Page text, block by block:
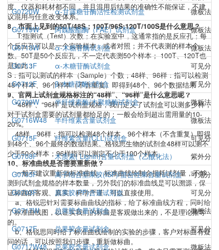
度、仪器和耗材都不同，并且混用后结果的准确性不能保证，不建
议混用与任意改变体系。
8、市面上见到的50T/48S；100T/96S;120T/100S是什么意思？
T:指测试（Test）次数；在实验室中，这通常指的是反应孔；每
个反应孔可以是一个实验样本，或者对照；并不代表测的样本个
数。50T是50个反应孔，不一定代表测50个样本； 100T、120T也
是如此；
S：指可以测试的样本（Sample）个数；48样、96样：指可以检测
48个样本、96个样本（不含重复）即得到48个、96个数据结果
9、官网上试剂盒规格标注的“48样”、“96样”是什么意思呢？
“48样”、“96样”是试剂盒规格，我们定义了试剂盒可以测多少样，
对于试剂盒需要的试剂量都给足的；一般会给到超出需用量的10-
20%。
48样、96样：指可以检测48个样本、96个样本（不含重复）即得
到48个、96个最终的数据结果。格锐思生物的试剂盒48样可以测不
少于50个样本；96样指可以测定不少于100个样本。
10、标准曲线是否需要重新做？
一般不建议重新做标准曲线，标准曲线绘制会损耗试剂量，不够
测到试剂盒规格的样本数量，另外我们的标准曲线是可以溯源，保
证标曲的客观、真实、科学严谨，可以直接使用。
a、格锐思针对需要标曲曲线的指标，给了标准曲线方程，同时给
了标准曲线图，以证实我们的标曲是客观做出来的，不是理论推导
的。
b、格锐思同时给了标准曲线绘制的实验的步骤，客户对标曲有疑
问的话，可以按照我们步骤，重新做标曲。
G0720W
α-甘露糖苷酶活性检测试剂盒
微板法
G0719W
阿魏酸酯酶（FAE）试剂盒
微板法
G0713W
α-木糖苷酶试剂盒
微板法
G0713F
α-木糖苷酶试剂盒
可见分
G0712F
β-木糖苷酶试剂盒
可见分
G0709W
半纤维素酶/木聚糖酶试剂盒
微板法
G0716W48
半纤维素含量试剂盒
微板法
G0715F
纤维素含量(CLL)试剂盒
可见分
G0708F
木质素( Lignin)含量试剂盒（乙酰化法）
紫外分
G0705F
离子结合型果胶(ISP)/螯合性果含量试剂盒
可见分
G0703F
原果胶(PP)含量试剂盒
可见分
G0717W
总果胶含量试剂盒
微板法
G0717F
总果胶含量试剂盒
可见分
G0717W48
总果胶含量试剂盒
微板法